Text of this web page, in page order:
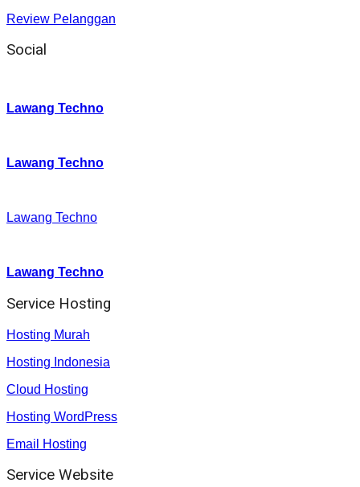
Review Pelanggan
Social
Lawang Techno
Lawang Techno
Lawang Techno
Lawang Techno
Service Hosting
Hosting Murah
Hosting Indonesia
Cloud Hosting
Hosting WordPress
Email Hosting
Service Website